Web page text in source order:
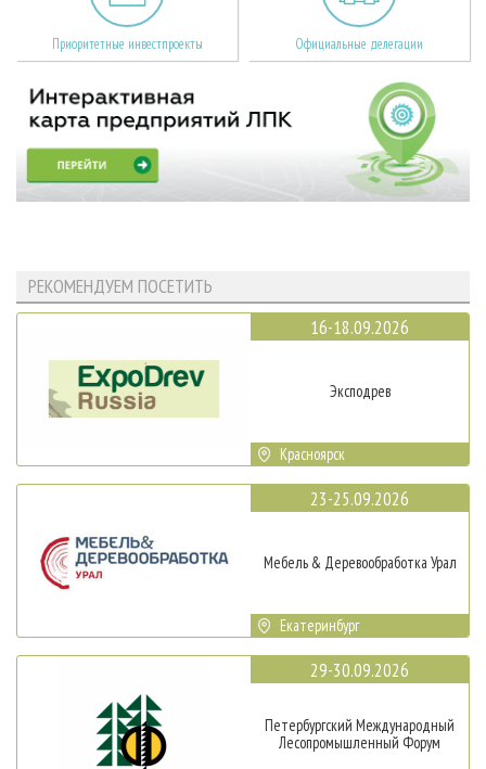
Приоритетные инвестпроекты Официальные делегации
РЕКОМЕНДУЕМ ПОСЕТИТЬ
16-18.09.2026
Эксподрев
Красноярск
23-25.09.2026
Мебель & Деревообработка Урал
Екатеринбург
29-30.09.2026
Петербургский Международный
Лесопромышленный Форум